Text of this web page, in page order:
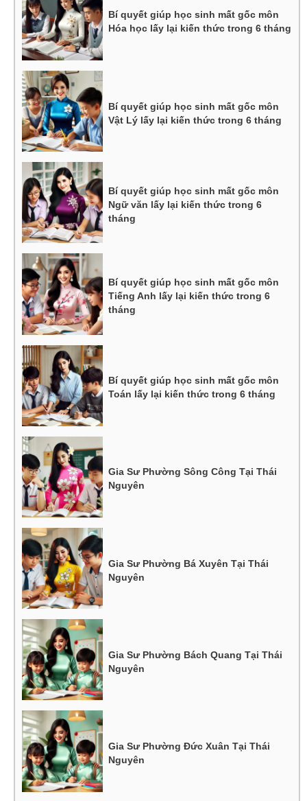
Bí quyết giúp học sinh mất gốc môn
Hóa học lấy lại kiến thức trong 6 tháng
Bí quyết giúp học sinh mất gốc môn
Vật Lý lấy lại kiến thức trong 6 tháng
Bí quyết giúp học sinh mất gốc môn
Ngữ văn lấy lại kiến thức trong 6
tháng
Bí quyết giúp học sinh mất gốc môn
Tiếng Anh lấy lại kiến thức trong 6
tháng
Bí quyết giúp học sinh mất gốc môn
Toán lấy lại kiến thức trong 6 tháng
Gia Sư Phường Sông Công Tại Thái
Nguyên
Gia Sư Phường Bá Xuyên Tại Thái
Nguyên
Gia Sư Phường Bách Quang Tại Thái
Nguyên
Gia Sư Phường Đức Xuân Tại Thái
Nguyên